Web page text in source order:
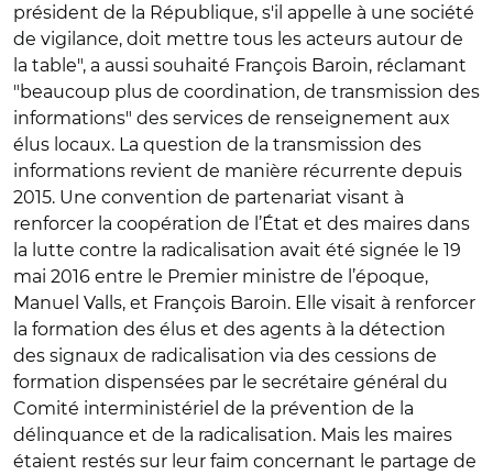
président de la République, s'il appelle à une société
de vigilance, doit mettre tous les acteurs autour de
la table", a aussi souhaité François Baroin, réclamant
"beaucoup plus de coordination, de transmission des
informations" des services de renseignement aux
élus locaux. La question de la transmission des
informations revient de manière récurrente depuis
2015. Une convention de partenariat visant à
renforcer la coopération de l’État et des maires dans
la lutte contre la radicalisation avait été signée le 19
mai 2016 entre le Premier ministre de l’époque,
Manuel Valls, et François Baroin. Elle visait à renforcer
la formation des élus et des agents à la détection
des signaux de radicalisation via des cessions de
formation dispensées par le secrétaire général du
Comité interministériel de la prévention de la
délinquance et de la radicalisation. Mais les maires
étaient restés sur leur faim concernant le partage de